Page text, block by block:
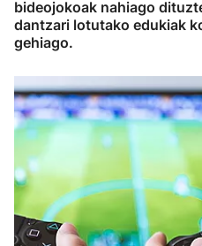
bideojokoak nahiago
dantzari lotutako edukiak
gehiago.